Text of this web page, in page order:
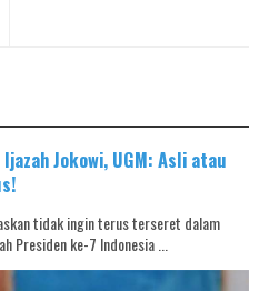
Jokowi, UGM: Asli atau
tidak ingin terus terseret dalam
Presiden ke-7 Indonesia ...